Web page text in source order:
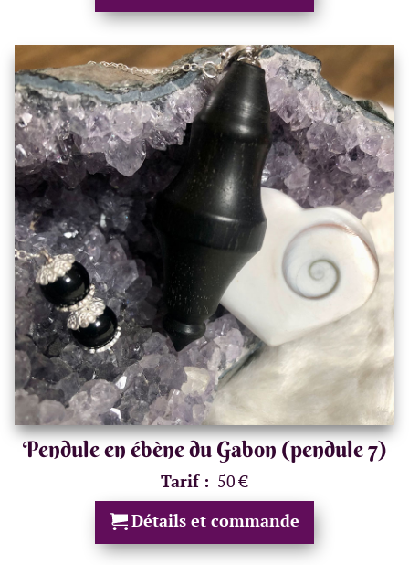
Pendule en ébène du Gabon (pendule 7)
Tarif : 50 €
Détails et commande